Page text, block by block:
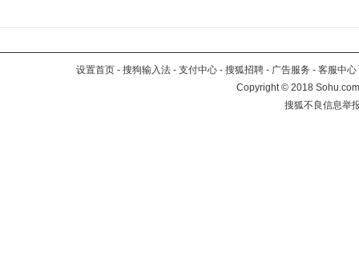
设置首页 - 搜狗输入法 - 支付中心 - 搜狐招聘 - 广告服务 - 客服中心
Copyright©2018
搜狐不良信息举